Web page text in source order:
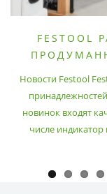
Новости Festool
новинок входят
числе